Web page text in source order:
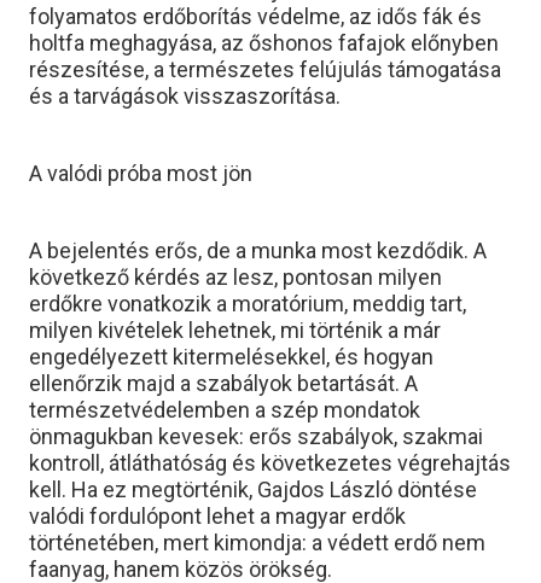
folyamatos erdőborítás védelme, az idős fák és
holtfa meghagyása, az őshonos fafajok előnyben
részesítése, a természetes felújulás támogatása
és a tarvágások visszaszorítása.
A valódi próba most jön
A bejelentés erős, de a munka most kezdődik. A
következő kérdés az lesz, pontosan milyen
erdőkre vonatkozik a moratórium, meddig tart,
milyen kivételek lehetnek, mi történik a már
engedélyezett kitermelésekkel, és hogyan
ellenőrzik majd a szabályok betartását. A
természetvédelemben a szép mondatok
önmagukban kevesek: erős szabályok, szakmai
kontroll, átláthatóság és következetes végrehajtás
kell. Ha ez megtörténik, Gajdos László döntése
valódi fordulópont lehet a magyar erdők
történetében, mert kimondja: a védett erdő nem
faanyag, hanem közös örökség.